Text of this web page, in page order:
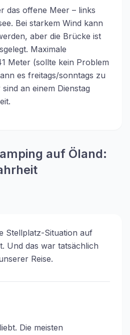
das offene Meer – links
Bei starkem Wind kann
aber die Brücke ist
Maximale
Meter (sollte kein Problem
es freitags/sonntags zu
an einem Dienstag
auf Öland:
Stellplatz-Situation auf
Und das war tatsächlich
Reise.
Die meisten